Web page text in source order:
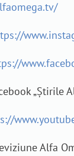
„Știrile
Alfa